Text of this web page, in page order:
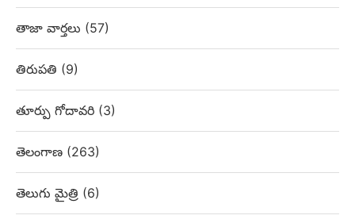
తాజా వార్తలు (57)
తిరుపతి (9)
తూర్పు గోదావరి (3)
తెలంగాణ (263)
తెలుగు మైత్రి (6)